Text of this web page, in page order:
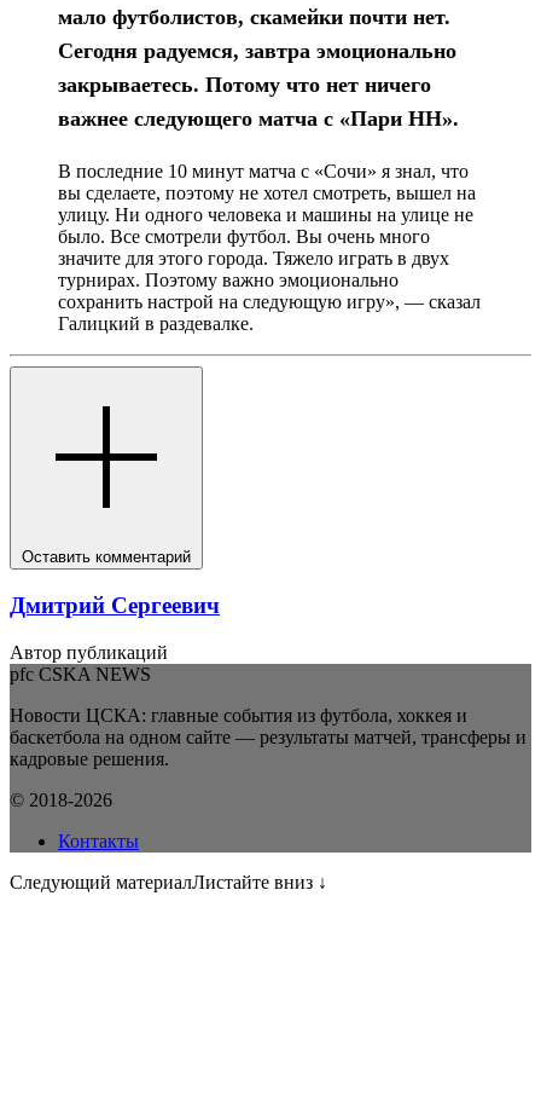
мало футболистов, скамейки почти нет.
Сегодня радуемся, завтра эмоционально
закрываетесь. Потому что нет ничего
важнее следующего матча с «Пари НН».
В последние 10 минут матча с «Сочи» я знал, что
вы сделаете, поэтому не хотел смотреть, вышел на
улицу. Ни одного человека и машины на улице не
было. Все смотрели футбол. Вы очень много
значите для этого города. Тяжело играть в двух
турнирах. Поэтому важно эмоционально
сохранить настрой на следующую игру», — сказал
Галицкий в раздевалке.
Оставить комментарий
Дмитрий Сергеевич
Автор публикаций
pfc CSKA NEWS
Новости ЦСКА: главные события из футбола, хоккея и
баскетбола на одном сайте — результаты матчей, трансферы и
кадровые решения.
© 2018-2026
Контакты
Следующий материалЛистайте вниз ↓